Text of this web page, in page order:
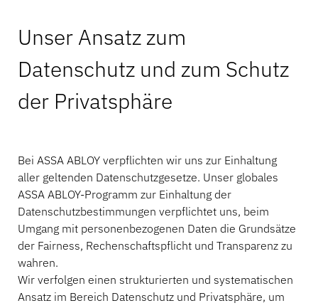
Unser Ansatz zum
Datenschutz und zum Schutz
der Privatsphäre
Bei ASSA ABLOY verpflichten wir uns zur Einhaltung
aller geltenden Datenschutzgesetze. Unser globales
ASSA ABLOY-Programm zur Einhaltung der
Datenschutzbestimmungen verpflichtet uns, beim
Umgang mit personenbezogenen Daten die Grundsätze
der Fairness, Rechenschaftspflicht und Transparenz zu
wahren.
Wir verfolgen einen strukturierten und systematischen
Ansatz im Bereich Datenschutz und Privatsphäre, um